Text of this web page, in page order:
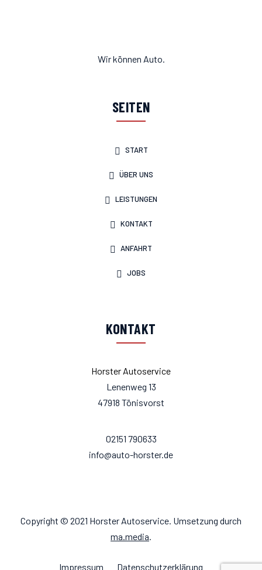
Wir können Auto.
SEITEN
START
ÜBER UNS
LEISTUNGEN
KONTAKT
ANFAHRT
JOBS
KONTAKT
Horster Autoservice
Lenenweg 13
47918 Tönisvorst
02151 790633
info@auto-horster.de
Copyright © 2021 Horster Autoservice. Umsetzung durch
ma.media
Impressum Datenschutzerklärung